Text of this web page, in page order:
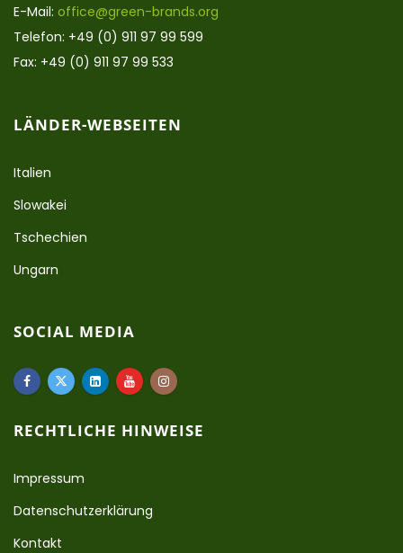
E-Mail: office@green-brands.org
Telefon: +49 (0) 911 97 99 599
Fax: +49 (0) 911 97 99 533
LÄNDER-WEBSEITEN
Italien
Slowakei
Tschechien
Ungarn
SOCIAL MEDIA
RECHTLICHE HINWEISE
Impressum
Datenschutzerklärung
Kontakt